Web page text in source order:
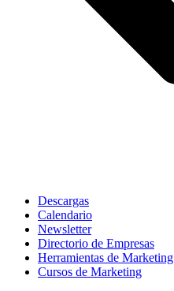
Descargas
Calendario
Newsletter
Directorio de Empresas
Herramientas de Marketing
Cursos de Marketing